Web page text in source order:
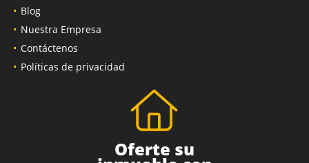
Blog
Nuestra Empresa
Contáctenos
Políticas de privacidad
Oferte su